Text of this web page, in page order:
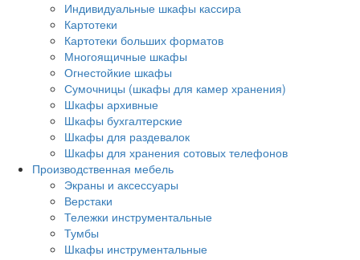
Индивидуальные шкафы кассира
Картотеки
Картотеки больших форматов
Многоящичные шкафы
Огнестойкие шкафы
Сумочницы (шкафы для камер хранения)
Шкафы архивные
Шкафы бухгалтерские
Шкафы для раздевалок
Шкафы для хранения сотовых телефонов
Производственная мебель
Экраны и аксессуары
Верстаки
Тележки инструментальные
Тумбы
Шкафы инструментальные